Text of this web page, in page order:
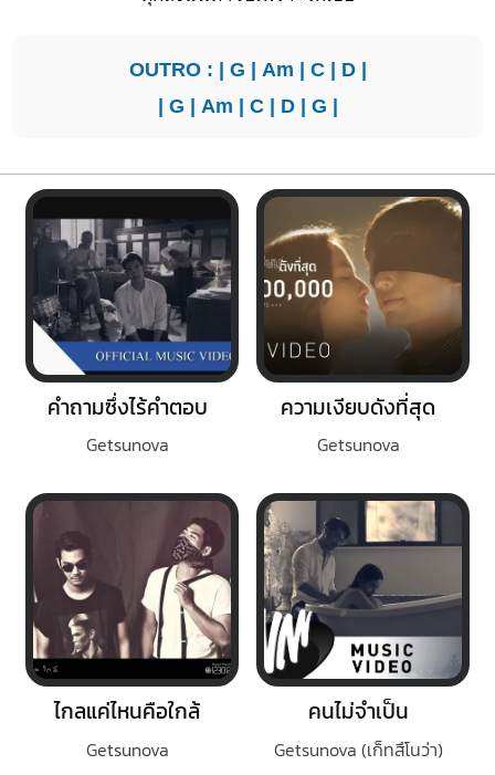
OUTRO : | G | Am | C| D|
| G | Am | C| D| G |
คำถามซึ่งไร้คำตอบ
Getsunova
ความเงียบดังที่สุด
Getsunova
ไกลแค่ไหนคือใกล้
Getsunova
คนไม่จำเป็น
Getsunova (เก็ทสึโนว่า)